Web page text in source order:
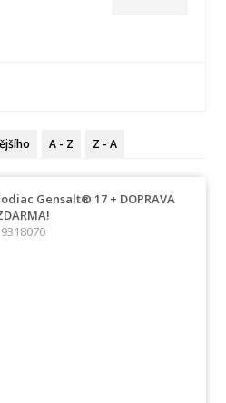
A - Z Z - A
Gensalt® 17 + DOPRAVA
9318070